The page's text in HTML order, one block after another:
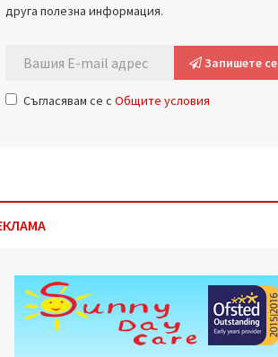
друга полезна информация.
Запишете се
Съгласявам се с Общите условия